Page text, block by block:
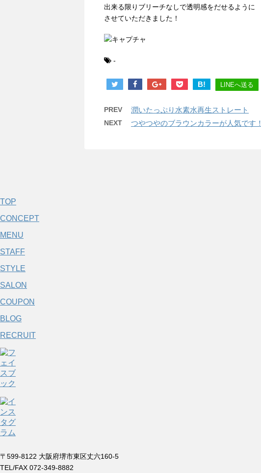
出来る限りブリーチなしで透明感をだせるように
させていただきました！
-
B! LINEへ送る
PREV 潤いたっぷり水素水再生ストレート
NEXT つやつやのブラウンカラーが人気です！
TOP
CONCEPT
MENU
STAFF
STYLE
SALON
COUPON
BLOG
RECRUIT
〒599-8122 大阪府堺市東区丈六160-5
TEL/FAX 072-349-8882